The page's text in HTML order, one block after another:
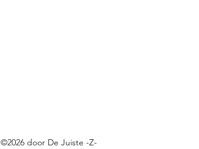
©2026 door De Juiste -Z-